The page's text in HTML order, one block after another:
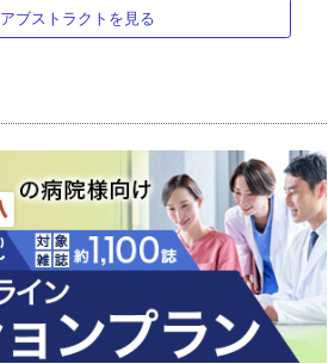
アブストラクトを見る